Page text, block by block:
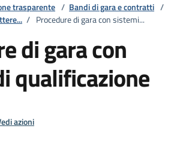
trasparente / Bandi di gara e contratti /
/ Procedure di gara con sistemi...
di gara con
qualificazione
azioni